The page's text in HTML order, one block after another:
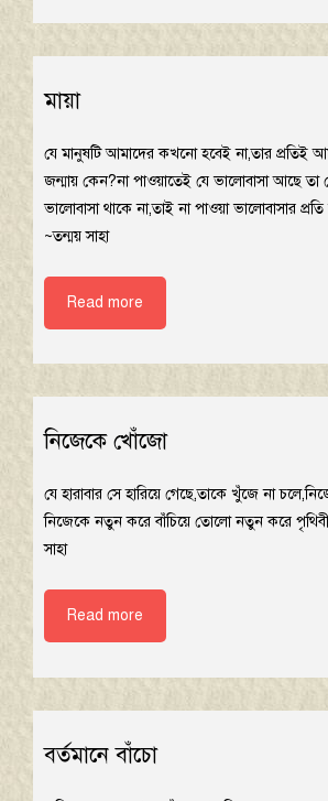
মায়া
যে মানুষটি আমাদের কখনো হবেই না,তার প্রতিই
জন্মায় কেন?না পাওয়াতেই যে ভালোবাসা আছে
ভালোবাসা থাকে না,তাই না পাওয়া ভালোবাসার
~তন্ময় সাহা
Read more
নিজেকে খোঁজো
যে হারাবার সে হারিয়ে গেছে,তাকে খুঁজে না
নিজেকে নতুন করে বাঁচিয়ে তোলো নতুন করে
সাহা
Read more
বর্তমানে বাঁচো